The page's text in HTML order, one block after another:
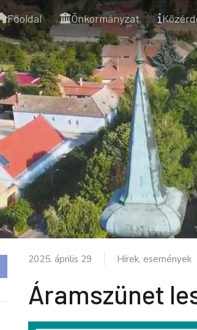
Főoldal Önkormányzat
2025. április 29 Hírek, események
Áramszünet